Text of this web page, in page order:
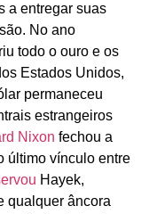
a entregar suas
No ano
todo o ouro e os
Estados Unidos,
permaneceu
estrangeiros
Nixon fechou a
último vínculo entre
Hayek,
qualquer âncora